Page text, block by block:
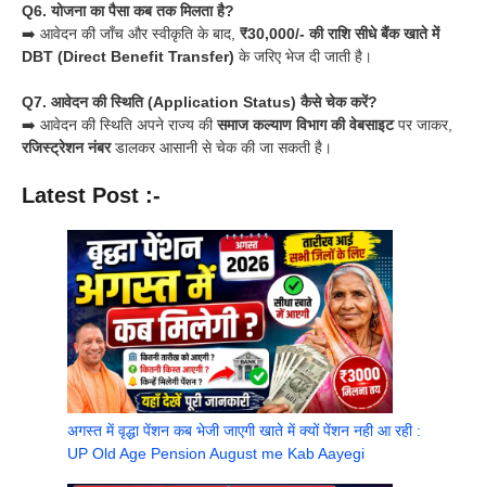
Q6. योजना का पैसा कब तक मिलता है?
➡️ आवेदन की जाँच और स्वीकृति के बाद, ₹30,000/- की राशि सीधे बैंक खाते में
DBT (Direct Benefit Transfer) के जरिए भेज दी जाती है।
Q7. आवेदन की स्थिति (Application Status) कैसे चेक करें?
➡️ आवेदन की स्थिति अपने राज्य कीसमाज कल्याण विभाग की वेबसाइटपर जाकर,
रजिस्ट्रेशन नंबरडालकर आसानी से चेक की जा सकती है।
Latest Post :-
अगस्त में वृद्धा पेंशन कब भेजी जाएगी खाते में क्यों पेंशन नही आ रही :
UP Old Age Pension August me Kab Aayegi